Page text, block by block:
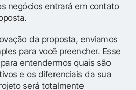
negócios entrará em contato
da proposta, enviamos
para você preencher. Esse
entendermos quais são
e os diferenciais da sua
será totalmente